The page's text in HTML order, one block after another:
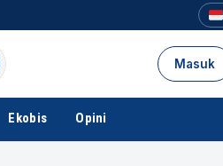
Masuk
Ekobis Opini